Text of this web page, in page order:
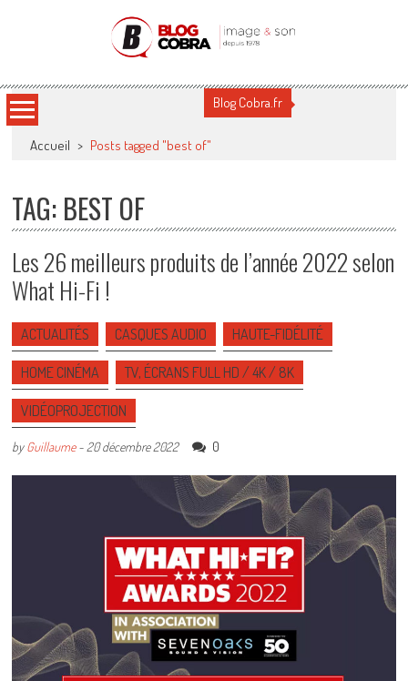
Blog Cobra
Blog Cobra.fr
Accueil > Posts tagged "best of"
TAG: BEST OF
Les 26 meilleurs produits de l’année 2022 selon
What Hi-Fi !
ACTUALITÉS CASQUES AUDIO HAUTE-FIDÉLITÉ
HOME CINÉMA TV, ÉCRANS FULL HD / 4K / 8K
VIDÉOPROJECTION
byGuillaume- 20 décembre 2022 0